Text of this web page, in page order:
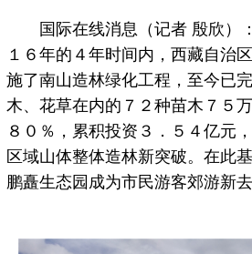
国际在线消息（记者 殷欣）
１６年的４年时间内，西藏自治
施了南山造林绿化工程，至今已
木、花草在内的７２种苗木７５
８０％，累积投资３．５４亿元
区域山体整体造林新突破。在此
鹏矗生态园成为市民游客郊游新